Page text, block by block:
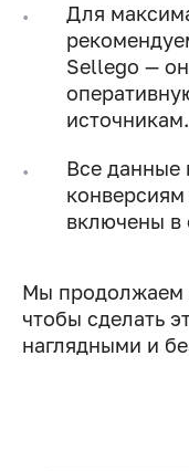
Для
Sellego —
источникам.
Все данные
включены в
Мы продолжаем
чтобы сделать
наглядными и